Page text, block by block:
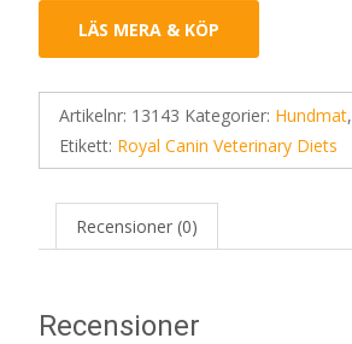
LÄS MERA & KÖP
Artikelnr: 13143 Kategorier: Hundmat,
Etikett: Royal Canin Veterinary Diets
Recensioner (0)
Recensioner